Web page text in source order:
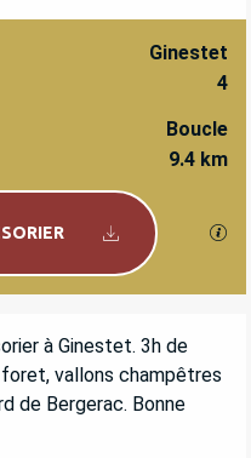
Ginestet
4
Boucle
9.4 km
à Ginestet. 3h de
vallons champêtres
de Bergerac. Bonne